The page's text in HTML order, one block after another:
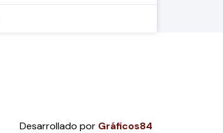
Desarrollado por Gráficos84